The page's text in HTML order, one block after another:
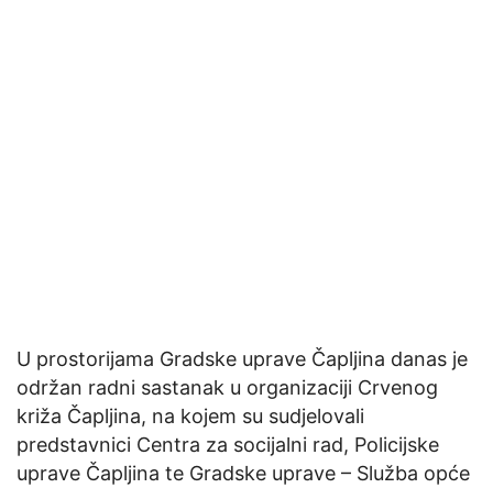
U prostorijama Gradske uprave Čapljina danas je
održan radni sastanak u organizaciji Crvenog
križa Čapljina, na kojem su sudjelovali
predstavnici Centra za socijalni rad, Policijske
uprave Čapljina te Gradske uprave – Služba opće